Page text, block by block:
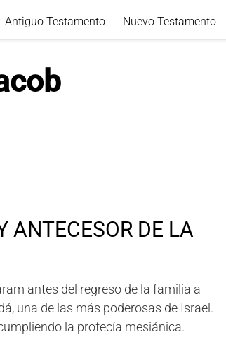
Antiguo Testamento Nuevo Testamento
ANTECESOR DE LA
antes del regreso de la familia a
una de las más poderosas de Israel.
la profecía mesiánica.